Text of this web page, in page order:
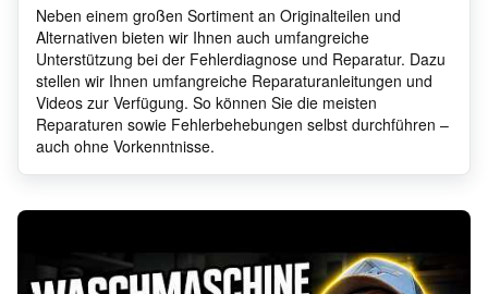
Bauknecht WT 891 UD/BR
Bauknecht
WT890CWS WT890 WT
890C/WS-GB WASCHT
890C/WS-NL WASCHT
TURBO/WS WASC
Neben einem großen Sortiment an Originalteilen und
Alternativen bieten wir Ihnen auch umfangreiche
Unterstützung bei der Fehlerdiagnose und Reparatur. Dazu
stellen wir Ihnen umfangreiche Reparaturanleitungen und
Videos zur Verfügung. So können Sie die meisten
Reparaturen sowie Fehlerbehebungen selbst durchführen –
auch ohne Vorkenntnisse.